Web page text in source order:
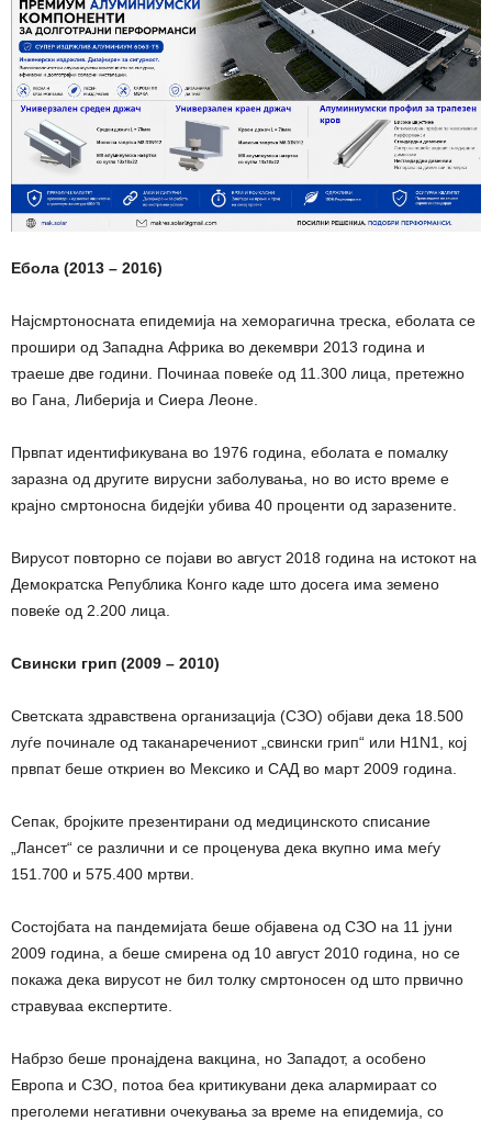
Ебола (2013 – 2016)
Најсмртоносната епидемија на хеморагична треска, еболата се
прошири од Западна Африка во декември 2013 година и
траеше две години. Починаа повеќе од 11.300 лица, претежно
во Гана, Либерија и Сиера Леоне.
Првпат идентификувана во 1976 година, еболата е помалку
заразна од другите вирусни заболувања, но во исто време е
крајно смртоносна бидејќи убива 40 проценти од заразените.
Вирусот повторно се појави во август 2018 година на истокот на
Демократска Република Конго каде што досега има земено
повеќе од 2.200 лица.
Свински грип (2009 – 2010)
Светската здравствена организација (СЗО) објави дека 18.500
луѓе починале од таканаречениот „свински грип“ или H1N1, кој
првпат беше откриен во Мексико и САД во март 2009 година.
Сепак, бројките презентирани од медицинското списание
„Лансет“ се различни и се проценува дека вкупно има меѓу
151.700 и 575.400 мртви.
Состојбата на пандемијата беше објавена од СЗО на 11 јуни
2009 година, а беше смирена од 10 август 2010 година, но се
покажа дека вирусот не бил толку смртоносен од што првично
стравуваа експертите.
Набрзо беше пронајдена вакцина, но Западот, а особено
Европа и СЗО, потоа беа критикувани дека алармираат со
преголеми негативни очекувања за време на епидемија, со